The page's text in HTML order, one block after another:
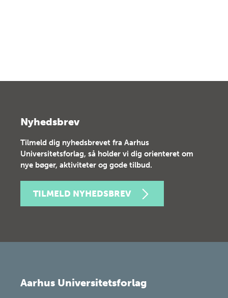
Nyhedsbrev
Tilmeld dig nyhedsbrevet fra Aarhus
Universitetsforlag, så holder vi dig orienteret om
nye bøger, aktiviteter og gode tilbud.
TILMELD NYHEDSBREV
Aarhus Universitetsforlag